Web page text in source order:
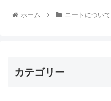
ホーム ニートについて
カテゴリー